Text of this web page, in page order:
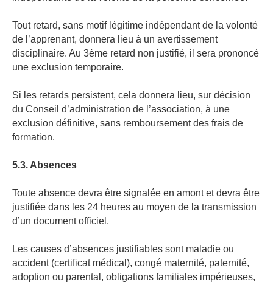
Tout retard, sans motif légitime indépendant de la volonté
de l’apprenant, donnera lieu à un avertissement
disciplinaire. Au 3ème retard non justifié, il sera prononcé
une exclusion temporaire.
Si les retards persistent, cela donnera lieu, sur décision
du Conseil d’administration de l’association, à une
exclusion définitive, sans remboursement des frais de
formation.
5.3. Absences
Toute absence devra être signalée en amont et devra être
justifiée dans les 24 heures au moyen de la transmission
d’un document officiel.
Les causes d’absences justifiables sont maladie ou
accident (certificat médical), congé maternité, paternité,
adoption ou parental, obligations familiales impérieuses,